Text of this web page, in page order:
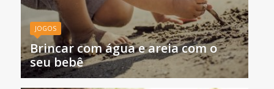
JOGOS
Brincar com água e areia com o
seu bebê